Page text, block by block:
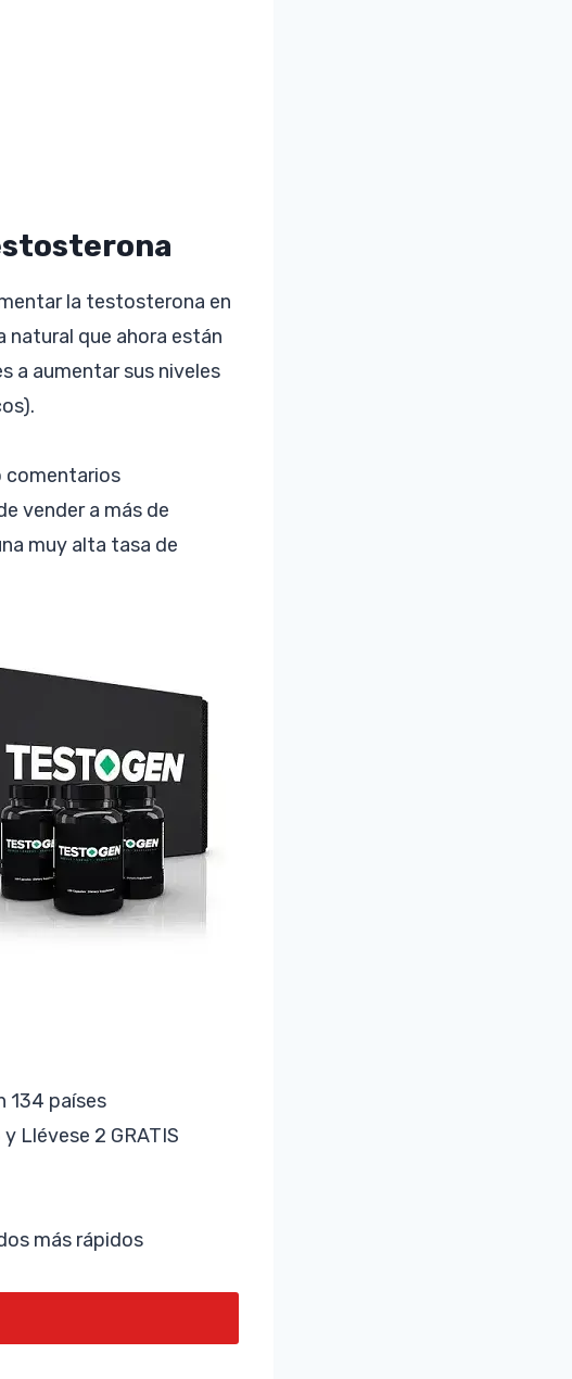
la testosterona en
natural que ahora están
a aumentar sus niveles
comentarios
vender a más de
muy alta tasa de
134 países
Llévese 2 GRATIS
más rápidos